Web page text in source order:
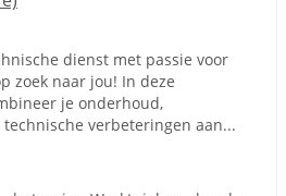
dienst met passie voor
zoek naar jou! In deze
je onderhoud,
verbeteringen aan...